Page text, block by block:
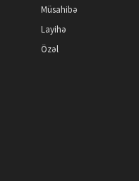
Müsahibə
Layihə
Özəl